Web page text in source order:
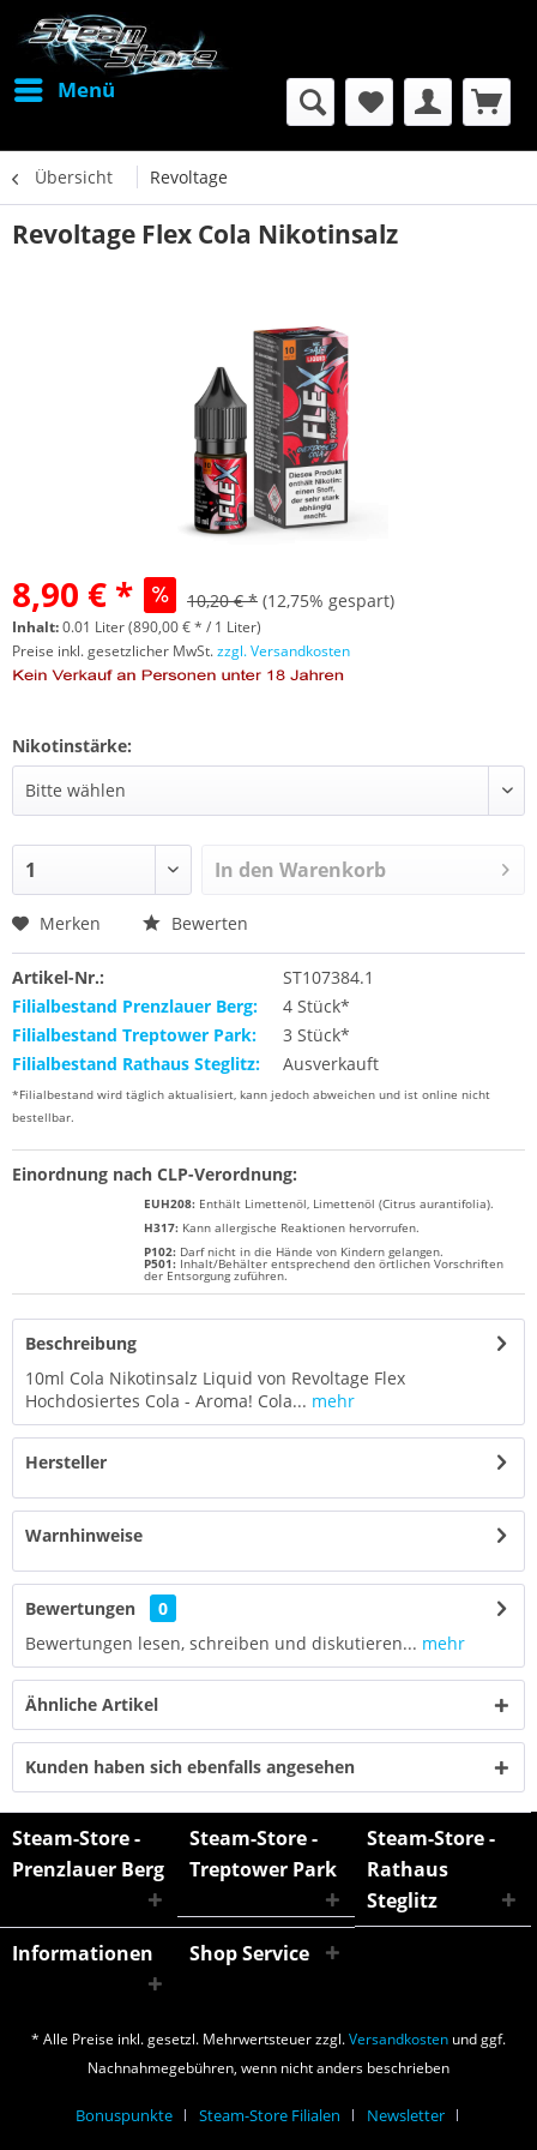
Menü
Übersicht Revoltage
Revoltage Flex Cola Nikotinsalz
8,90 € * 10,20 € * (12,75% gespart)
Inhalt:0.01 Liter (890,00 € * / 1 Liter)
Preise inkl. gesetzlicher MwSt.zzgl. Versandkosten
Nikotinstärke:
In den Warenkorb
Merken Bewerten
Artikel-Nr.:
ST107384.1
Filialbestand Prenzlauer Berg:
4 Stück*
Filialbestand Treptower Park:
3 Stück*
Filialbestand Rathaus Steglitz:
Ausverkauft
*Filialbestand wird täglich aktualisiert, kann jedoch abweichen und ist online nicht
bestellbar.
Einordnung nach CLP-Verordnung:
EUH208: Enthält Limettenöl, Limettenöl (Citrus aurantifolia).
H317: Kann allergische Reaktionen hervorrufen.
P102: Darf nicht in die Hände von Kindern gelangen.
P501: Inhalt/Behälter entsprechend den örtlichen Vorschriften
der Entsorgung zuführen.
Beschreibung
10ml Cola Nikotinsalz Liquid von Revoltage Flex
Hochdosiertes Cola - Aroma! Cola... mehr
Hersteller
Warnhinweise
Bewertungen
0
Bewertungen lesen, schreiben und diskutieren... mehr
Ähnliche Artikel
Kunden haben sich ebenfalls angesehen
Steam-Store -
Prenzlauer Berg
Steam-Store -
Treptower Park
Steam-Store -
Rathaus
Steglitz
Informationen
Shop Service
* Alle Preise inkl. gesetzl. Mehrwertsteuer zzgl.Versandkosten und ggf.
Nachnahmegebühren, wenn nicht anders beschrieben
Bonuspunkte Steam-Store Filialen
Newsletter